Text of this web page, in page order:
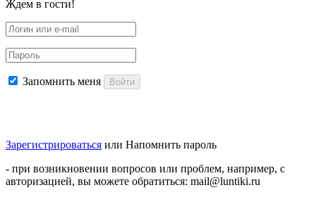
Ждем в гости!
Запомнить меня Войти
Зарегистрироваться или Напомнить пароль
- при возникновении вопросов или проблем, например, с
авторизацией, вы можете обратиться: mail@luntiki.ru